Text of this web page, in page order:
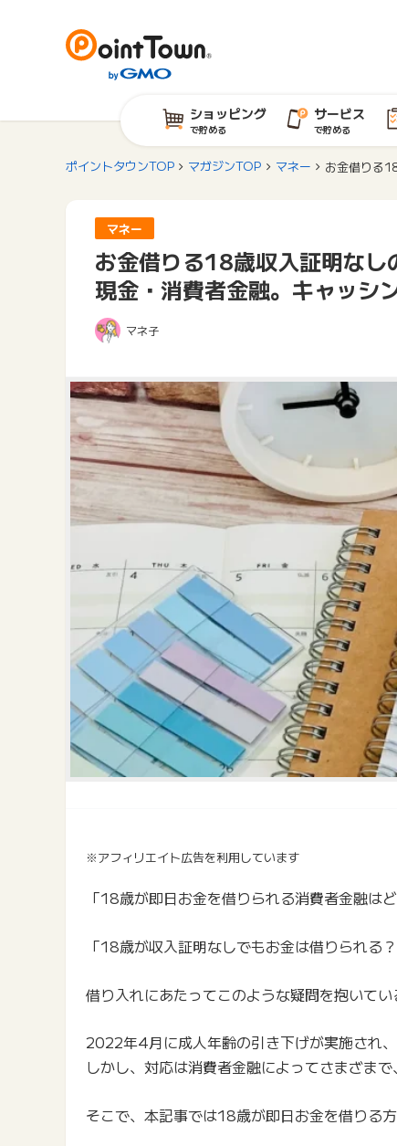
ショッピング
で貯める
サービス
で貯める
ポイントタウンTOP マガジンTOP マネー お金借りる
マネー
お金借りる18歳収入証明な
現金・消費者金融。キャッシ
マネ子
※アフィリエイト広告を利用しています
「18歳が即日お金を借りられる消費者金融はど
「18歳が収入証明なしでもお金は借りられる？
借り入れにあたってこのような疑問を抱いてい
2022年4月に成人年齢の引き下げが実施され
しかし、対応は消費者金融によってさまざま
そこで、本記事では18歳が即日お金を借りる